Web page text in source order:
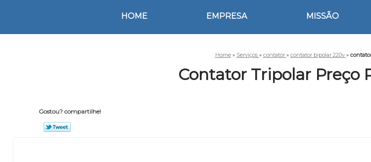
HOME EMPRESA MISSÃO
Home » Serviços » contator » contator bipolar 220v »
Contator Tripolar Preço
Gostou? compartilhe!